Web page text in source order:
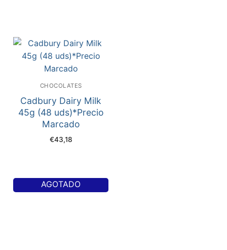
CHOCOLATES
Cadbury Dairy Milk
45g (48 uds)*Precio
Marcado
€43,18
AGOTADO